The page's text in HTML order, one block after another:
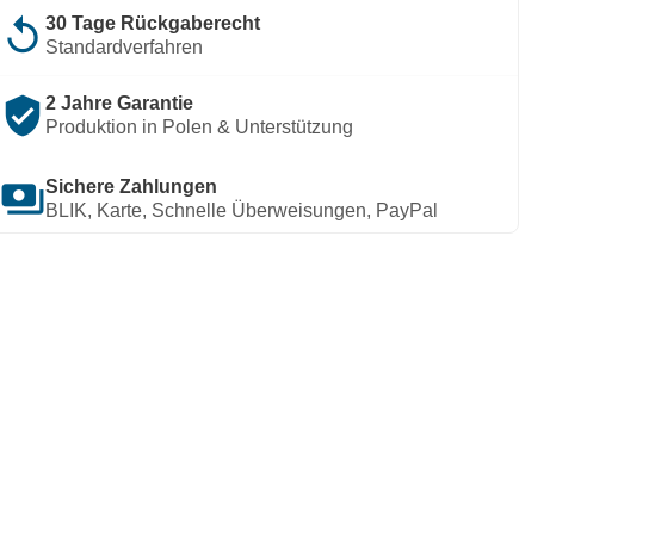
replay 30 Tage Rückgaberecht
Standardverfahren
verified_user 2 Jahre Garantie
Produktion in Polen & Unterstützung
paymentsSichere Zahlungen
BLIK, Karte, Schnelle Überweisungen, PayPal